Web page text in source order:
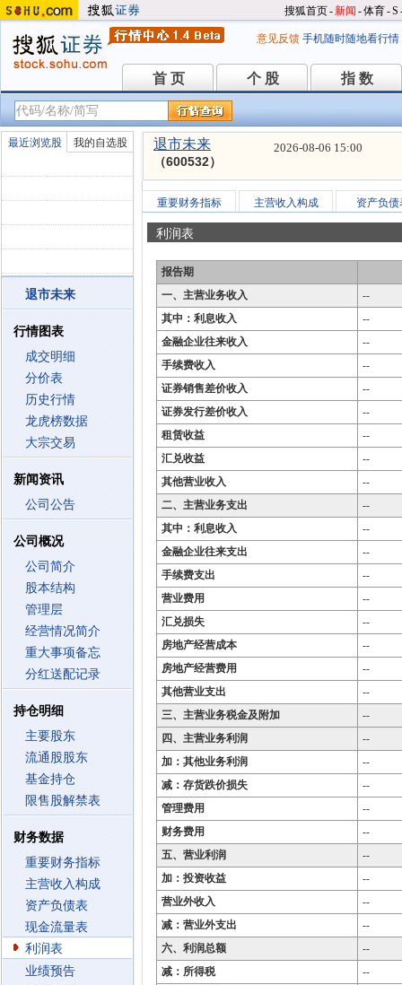
搜狐首页-新闻 -体育-S
意见反馈 手机随时随地看行情
首 页
首 页 个 股
个 股 指 数
指 数
最近浏览股 我的自选股
退市未来
行情图表
成交明细
分价表
历史行情
龙虎榜数据
大宗交易
新闻资讯
公司公告
公司概况
公司简介
股本结构
管理层
经营情况简介
重大事项备忘
分红送配记录
持仓明细
主要股东
流通股股东
基金持仓
限售股解禁表
财务数据
重要财务指标
主营收入构成
资产负债表
现金流量表
利润表
业绩预告
退市未来
（600532）
2026-08-06 15:00
重要财务指标 主营收入构成 资产负债
利润表
报告期
一、主营业务收入
--
其中：利息收入
--
金融企业往来收入
--
手续费收入
--
证券销售差价收入
--
证券发行差价收入
--
租赁收益
--
汇兑收益
--
其他营业收入
--
二、主营业务支出
--
其中：利息收入
--
金融企业往来支出
--
手续费支出
--
营业费用
--
汇兑损失
--
房地产经营成本
--
房地产经营费用
--
其他营业支出
--
三、主营业务税金及附加
--
四、主营业务利润
--
加：其他业务利润
--
减：存货跌价损失
--
管理费用
--
财务费用
--
五、营业利润
--
加：投资收益
--
营业外收入
--
减：营业外支出
--
六、利润总额
--
减：所得税
--